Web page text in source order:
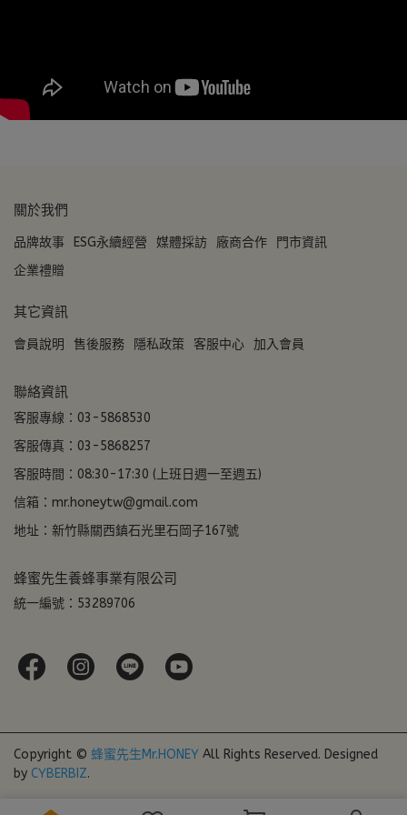
關於我們
品牌故事 ESG永續經營 媒體採訪 廠商合作
門市資訊
企業禮贈
其它資訊
會員說明 售後服務 隱私政策 客服中心 加入會員
聯絡資訊
客服專線：03-5868530
客服傳真：03-5868257
客服時間：08:30-17:30 (上班日週一至週五)
信箱：mr.honeytw@gmail.com
地址：新竹縣關西鎮石光里石岡子167號
蜂蜜先生養蜂事業有限公司
統一編號：53289706
Copyright © 蜂蜜先生Mr.HONEY All Rights Reserved. Designed
by CYBERBIZ.